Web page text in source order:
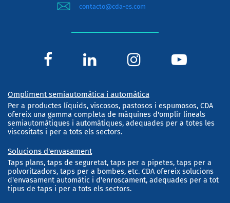
contacto@cda-es.com
Ompliment semiautomàtica i automàtica
Per a productes líquids, viscosos, pastosos i espumosos, CDA
ofereix una gamma completa de màquines d'omplir lineals
semiautomàtiques i automàtiques, adequades per a totes les
viscositats i per a tots els sectors.
Solucions d'envasament
Taps plans, taps de seguretat, taps per a pipetes, taps per a
polvoritzadors, taps per a bombes, etc. CDA ofereix solucions
d'envasament automàtic i d'enroscament, adequades per a tot
tipus de taps i per a tots els sectors.